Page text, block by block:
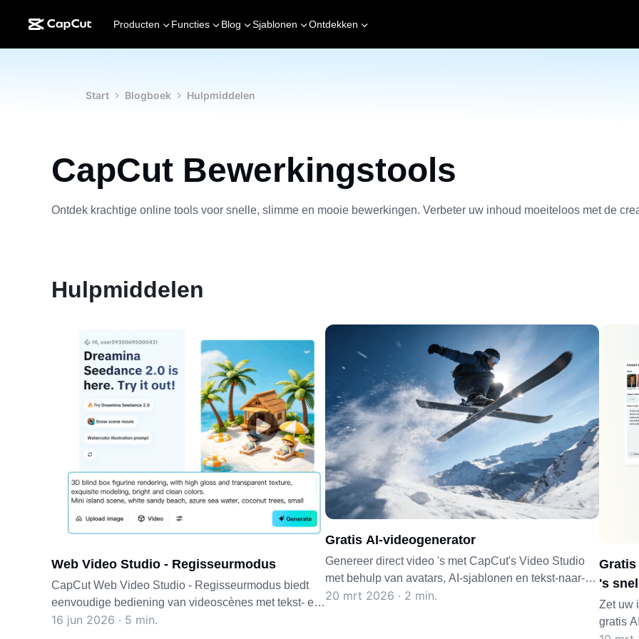
Producten Functies Blog Sjablonen Ontdekken
Start Blogboek Hulpmiddelen
CapCut Bewerkingstools
Ontdek krachtige online tools voor snelle, slimme en mooie bewerkingen. Verbeter uw inhoud moeiteloos met de
Hulpmiddelen
Web Video Studio - Regisseurmodus
CapCut Web Video Studio - Regisseurmodus biedt
eenvoudige bediening van videoscènes met tekst- en
beeldinvoer voor verhalend tekenen, leersequenties
16 jun 2026 · 5 min.
Gratis AI-videogenerator
Genereer direct video 's met CapCut's Video Studio
met behulp van avatars, AI-sjablonen en tekst-naar-
video met één klik, voor gepolijste, kant-en-klare
20 mrt 2026 · 2 min.
Gratis
's
Zet uw
gratis